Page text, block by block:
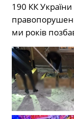
190 КК
ми років